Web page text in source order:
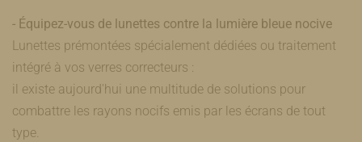
- Équipez-vous de lunettes contre la lumière bleue nocive
Lunettes prémontées spécialement dédiées ou traitement
intégré à vos verres correcteurs :
il existe aujourd'hui une multitude de solutions pour
combattre les rayons nocifs emis par les écrans de tout
type.